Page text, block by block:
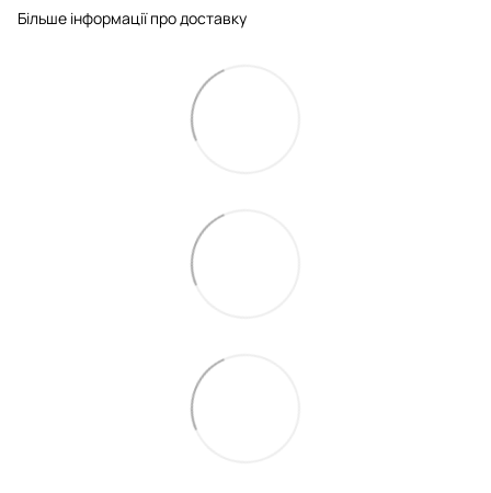
Більше інформації про доставку